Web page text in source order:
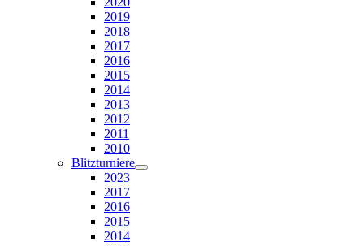
2019
2018
2017
2016
2015
2014
2013
2012
2011
2010
Blitzturniere
2023
2017
2016
2015
2014